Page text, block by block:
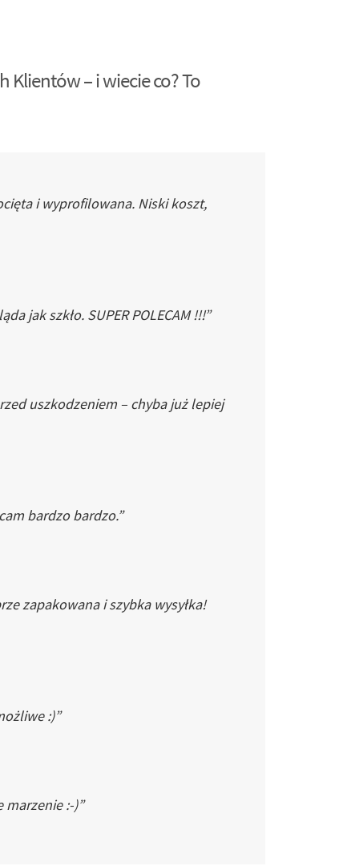
– i wiecie co? To
i wyprofilowana. Niski koszt,
jak szkło. SUPER POLECAM !!!”
uszkodzeniem – chyba już lepiej
bardzo bardzo.”
zapakowana i szybka wysyłka!
:)”
marzenie :-)”